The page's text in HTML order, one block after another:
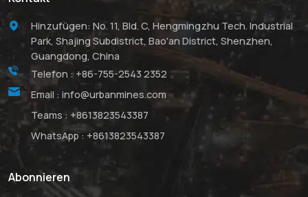
Hinzufügen: No. 11, Bld. C, Hengmingzhu Tech. Industrial
Park, Shajing Subdistrict, Bao'an District, Shenzhen,
Guangdong, China
Telefon : +86-755-2543 2352
Email : info@urbanmines.com
Teams : +8613823543387
WhatsApp : +8613823543387
Abonnieren